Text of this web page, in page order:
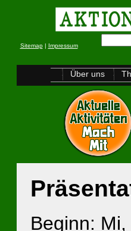
Sitemap| Impressum
Über uns
Beginn: